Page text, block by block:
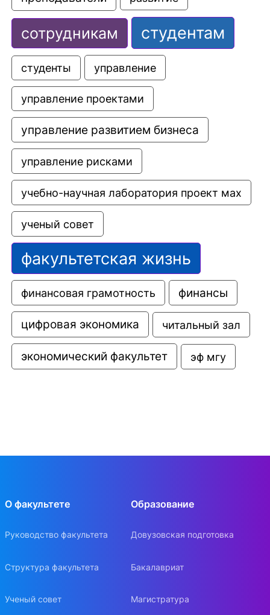
сотрудникам студентам
студенты управление
управление проектами
управление развитием бизнеса
управление рисками
учебно-научная лаборатория проект мах
ученый совет
факультетская жизнь
финансовая грамотность финансы
цифровая экономика читальный зал
экономический факультет эф мгу
О факультете
Руководство факультета
Структура факультета
Ученый совет
Образование
Довузовская подготовка
Бакалавриат
Магистратура